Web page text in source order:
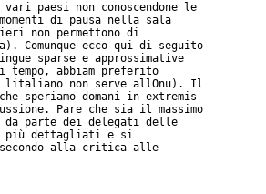
paesi non conoscendone le
di pausa nella sala
non permettono di
Comunque ecco qui di seguito
sparse e approssimative
tempo, abbiam preferito
litaliano non serve allOnu). Il
speriamo domani in extremis
Pare che sia il massimo
parte dei delegati delle
più dettagliati e si
alla critica alle